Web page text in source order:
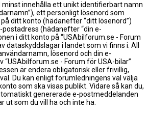
innehålla ett unikt identifierbart namn
ett personligt lösenord som
ditt konto (hädanefter “ditt lösenord”)
postadress (hädanefter “din e-
i ditt konto på “USAbilforum.se - Forum
dataskyddslagar i landet som vi finns i. All
lösenord och din e-
“USAbilforum.se - Forum för USA-bilar”
är endera obligatorisk eller frivillig,
Du kan enligt forumledningens val välja
som ska visas publikt. Vidare så kan du,
genererade e-postmeddelanden
ut som du vill ha och inte ha.